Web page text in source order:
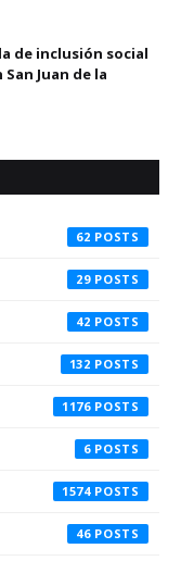
de inclusión social
Juan de la
62
29
42
132
1176
6
1574
46